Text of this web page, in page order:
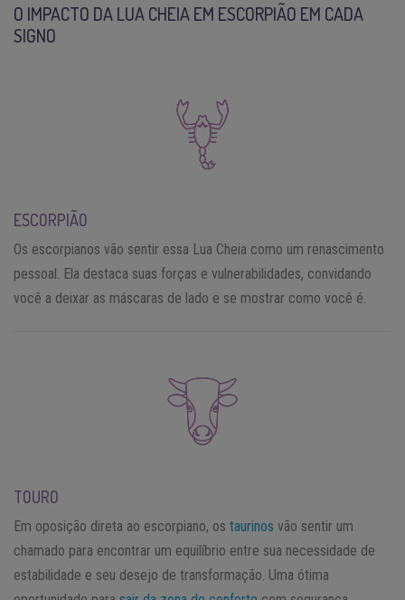
O IMPACTO DA LUA CHEIA EM ESCORPIÃO EM CADA
SIGNO
ESCORPIÃO
Os escorpianos vão sentir essa Lua Cheia como um renascimento
pessoal. Ela destaca suas forças e vulnerabilidades, convidando
você a deixar as máscaras de lado e se mostrar como você é.
TOURO
Em oposição direta ao escorpiano, os taurinos vão sentir um
chamado para encontrar um equilíbrio entre sua necessidade de
estabilidade e seu desejo de transformação. Uma ótima